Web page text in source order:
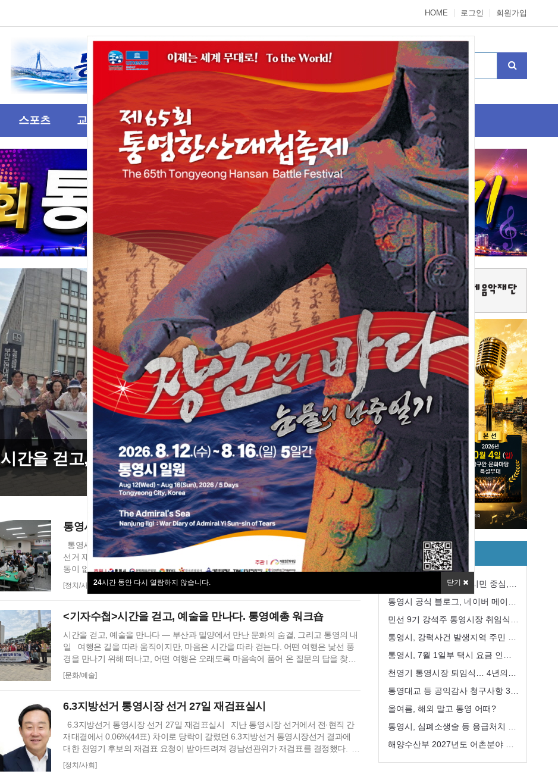
24시간 동안 다시 열람하지 않습니다. 닫기
HOME 로그인 회원가입
스포츠 교육 기고 문화/예술행사 제23회통영가요제참가신청
시간을 걷고, 예술을 만나다. 통영예총 워크숍
강석주 시장, 민선9기 ‘시
통영시장 선거 재검표 결과 44표차→38표차, 이변은 없다
통영시장 선거 재검표 결과 44표차→38표차, 이변은 없다 6·3지방선거 통영시장
선거 재검표 결과 강석주 시장이 38표차로 6표가 변동되었으나 천영기 당락에는 변
동이 없었다. 경남도선거관리위원회는 창원시 성산구에 있는 도선관위 청사 6층 대
회의실에서 실시한 재검표에서 당표 44표차에서 38표차로 더불어민주당 강석주 시
장이 국민의힘 천영기 전 시장을 앞선 것으로 최종 확인했다 강석주 후보는 기존과
[정치/사회]
<기자수첩>시간을 걷고, 예술을 만나다. 통영예총 워크숍
시간을 걷고, 예술을 만나다 ― 부산과 밀양에서 만난 문화의 숨결, 그리고 통영의 내
일 여행은 길을 따라 움직이지만, 마음은 시간을 따라 걷는다. 어떤 여행은 낯선 풍
경을 만나기 위해 떠나고, 어떤 여행은 오래도록 마음속에 품어 온 질문의 답을 찾기
위해 길을 나선다. 이번 여정은 분명 후자에 가깝다. 역사와 예술을 만나고, 그 속에서
[문화/예술]
6.3지방선거 통영시장 선거 27일 재검표실시
6.3지방선거 통영시장 선거 27일 재검표실시 지난 통영시장 선거에서 전·현직 간
재대결에서 0.06%(44표) 차이로 당락이 갈렸던 6.3지방선거 통영시장선거 결과에
대한 천영기 후보의 재검표 요청이 받아드려져 경남선관위가 재검표를 결정했다.
경남 선거관리위원회가 13일 회를 개최하고 지난 6·3 지방선거에서 44표 차이로 당
[정치/사회]
자치/행정
강석주 시장, 민선9기 ‘시민 중심,
강한 통영’구현 첫 걸음
통영시 공식 블로그, 네이버 메이트
국내여행 분야 선정
민선 9기 강석주 통영시장 취임식
개최
통영시, 강력사건 발생지역 주민 긴
급 지원대책 추진
통영시, 7월 1일부 택시 요금 인
상... 기본요금 4,600원
천영기 통영시장 퇴임식… 4년의
여정 마무리
통영대교 등 공익감사 청구사항 3
건“감사 필요성 없다”
올여름, 해외 말고 통영 어때?
통영시, 심폐소생술 등 응급처치 교
육 희망자 모집
해양수산부 2027년도 어촌분야 일
반농산어촌개발사업 ‘신봉권역단위